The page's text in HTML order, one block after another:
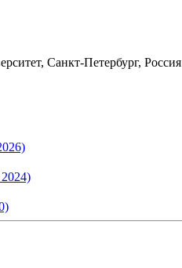
Санкт-Петербург, Россия